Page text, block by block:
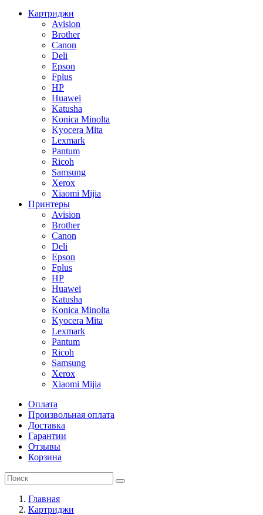
Картриджи
Avision
Brother
Canon
Deli
Epson
Fplus
HP
Huawei
Katusha
Konica Minolta
Kyocera Mita
Lexmark
Pantum
Ricoh
Samsung
Xerox
Xiaomi Mijia
Принтеры
Avision
Brother
Canon
Deli
Epson
Fplus
HP
Huawei
Katusha
Konica Minolta
Kyocera Mita
Lexmark
Pantum
Ricoh
Samsung
Xerox
Xiaomi Mijia
Оплата
Произвольная оплата
Доставка
Гарантии
Отзывы
Корзина
Главная
Картриджи